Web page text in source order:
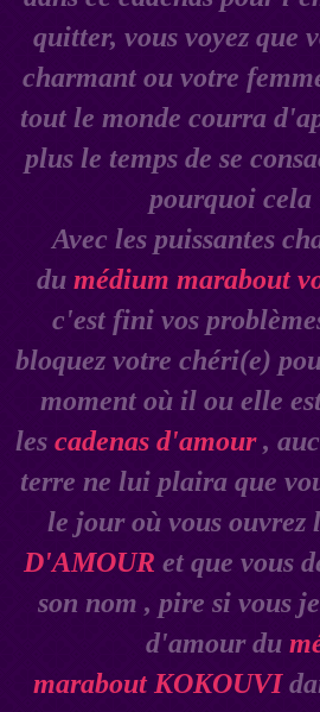
quitter, vous voyez que
charmant ou votre
tout le monde courra
plus le temps de se
pourquoi
Avec les puissantes
du médium marabout
c'est fini vos
bloquez votre chéri(e)
moment où il ou elle
les cadenas d'amour,
terre ne lui plaira que
le jour où vous ouvrez
D'AMOUR et que vous
son nom , pire si vous
d'amour du
marabout KOKOUVI